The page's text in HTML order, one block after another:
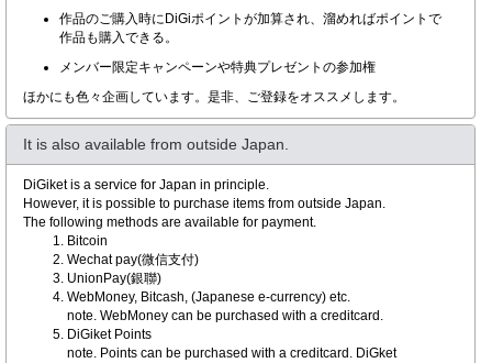
作品のご購入時にDiGiポイントが加算され、溜めればポイントで
作品も購入できる。
メンバー限定キャンペーンや特典プレゼントの参加権
ほかにも色々企画しています。是非、ご登録をオススメします。
It is also available from outside Japan.
DiGiket is a service for Japan in principle.
However, it is possible to purchase items from outside Japan.
The following methods are available for payment.
Bitcoin
Wechat pay(微信支付)
UnionPay(銀聯)
WebMoney, Bitcash, (Japanese e-currency) etc.
note. WebMoney can be purchased with a creditcard.
DiGiket Points
note. Points can be purchased with a creditcard. DiGket